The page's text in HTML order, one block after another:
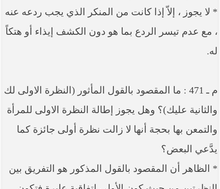
* لا يجوز ، إلاّ إذا كانت من المنكر الذي يجب ردعه عنه
، مع عدم تيسر الردع بما هو دون الكشف إيذاء أو هتكاً
له.
م ـ 471 : ما المقصود بالقول المأثور (النظرة الاولى لك
والثانية عليك)؟ وهل يجوز إطالة النظرة الاولى للمرأة
والتمعن بها بحجة أنها لا زالت نظرة أولى جائزة كما
يدَّعي البعض؟
* الظاهر أن المقصود بالقول المذكور هو التفريق بين